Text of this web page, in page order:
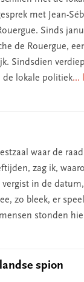
met Jean-
Sinds
de Rouergue,
Sindsdien
de lokale politiek...
waar de
zag ik,
in de
zo bleek, er
stonden
spion